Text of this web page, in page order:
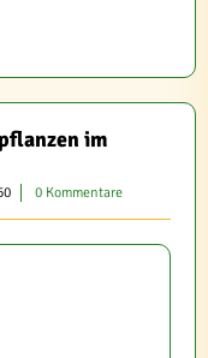
im
0 Kommentare